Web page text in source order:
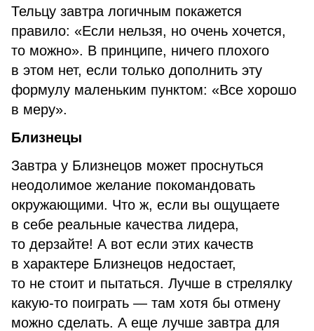
Тельцу завтра логичным покажется
правило: «Если нельзя, но очень хочется,
то можно». В принципе, ничего плохого
в этом нет, если только дополнить эту
формулу маленьким пунктом: «Все хорошо
в меру».
Близнецы
Завтра у Близнецов может проснуться
неодолимое желание покомандовать
окружающими. Что ж, если вы ощущаете
в себе реальные качества лидера,
то дерзайте! А вот если этих качеств
в характере Близнецов недостает,
то не стоит и пытаться. Лучше в стрелялку
какую-то поиграть — там хотя бы отмену
можно сделать. А еще лучше завтра для